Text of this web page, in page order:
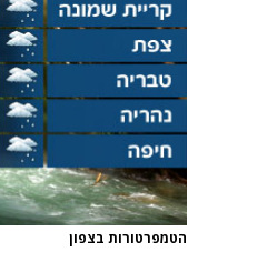
הטמפרטורות בצפון